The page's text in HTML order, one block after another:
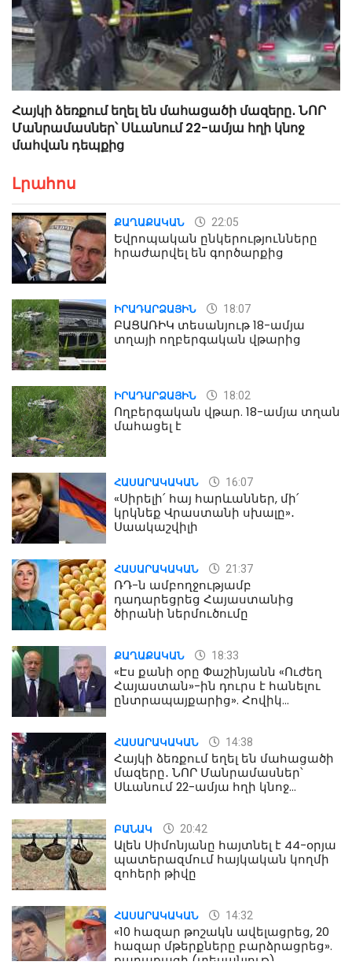
Հայկի ձեռքում եղել են մահացածի մազերը․ ՆՈՐ
Մանրամասներ՝ Սևանում 22-ամյա հղի կնոջ
մահվան դեպքից
Լրահոս
ՔԱՂԱՔԱԿԱՆ 22:05
Եվրոպական ընկերությունները
հրաժարվել են գործարքից
ԻՐԱԴԱՐՁԱՅԻՆ 18:07
ԲԱՑԱՌԻԿ տեսանյութ 18-ամյա
տղայի ողբերգական վթարից
ԻՐԱԴԱՐՁԱՅԻՆ 18:02
Ողբերգական վթար. 18-ամյա տղան
մահացել է
ՀԱՍԱՐԱԿԱԿԱՆ 16:07
«Սիրելի՛ հայ հարևաններ, մի՛
կրկնեք Վրաստանի սխալը»․
Սաակաշվիլի
ՀԱՍԱՐԱԿԱԿԱՆ 21:37
ՌԴ-ն ամբողջությամբ
դադարեցրեց Հայաստանից
ծիրանի ներմուծումը
ՔԱՂԱՔԱԿԱՆ 18:33
«Էս քանի օրը Փաշինյանն «Ուժեղ
Հայաստան»-ին դուրս է հանելու
ընտրապայքարից». Հովիկ
ՀԱՍԱՐԱԿԱԿԱՆ 14:38
Հայկի ձեռքում եղել են մահացածի
մազերը․ ՆՈՐ Մանրամասներ՝
Սևանում 22-ամյա հղի կնոջ
ԲԱՆԱԿ 20:42
Ալեն Սիմոնյանը հայտնել է 44-օրյա
պատերազմում հայկական կողմի
զոհերի թիվը
ՀԱՍԱՐԱԿԱԿԱՆ 14:32
«10 հազար թոշակն ավելացրեց, 20
հազար մթերքները բարձրացրեց».
քաղաքացի (տեսանյութ)